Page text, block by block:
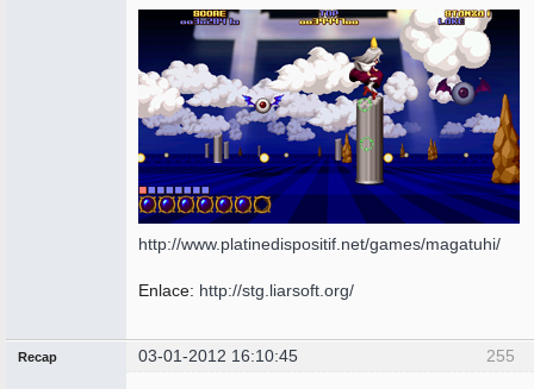
http://www.platinedispositif.net/games/magatuhi/
Enlace: http://stg.liarsoft.org/
255
Recap 03-01-2012 16:10:45